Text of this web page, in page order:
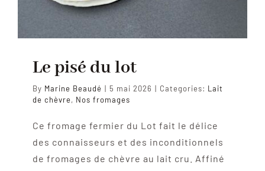
Le pisé du lot
By Marine Beaudé | 5 mai 2026 | Categories: Lait
de chèvre, Nos fromages
Ce fromage fermier du Lot fait le délice
des connaisseurs et des inconditionnels
de fromages de chèvre au lait cru. Affiné